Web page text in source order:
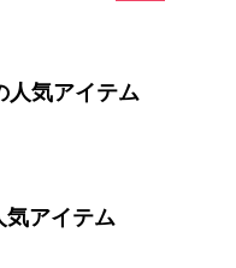
人気アイテム
気アイテム